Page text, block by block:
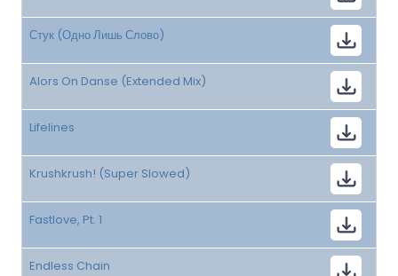
Стук (Одно Лишь Слово)
Alors On Danse (Extended Mix)
Lifelines
Krushkrush! (Super Slowed)
Fastlove, Pt. 1
Endless Chain